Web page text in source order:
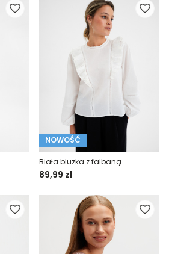
NOWOŚĆ
Biała bluzka z falbaną
89,99 zł